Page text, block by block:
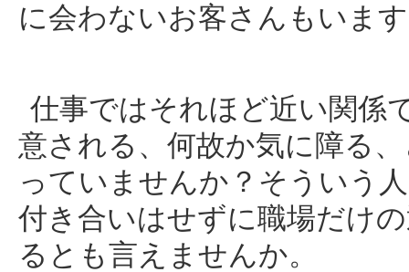
に会わないお客さんもいま
仕事ではそれほど近い関係
意される、何故か気に障る
っていませんか？そういう
付き合いはせずに職場だけ
るとも言えませんか。